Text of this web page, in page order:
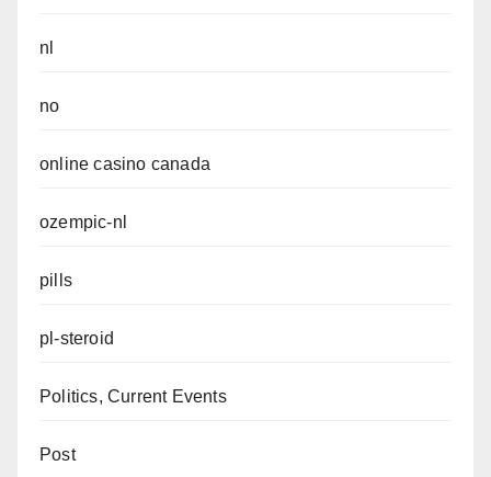
nl
no
online casino canada
ozempic-nl
pills
pl-steroid
Politics, Current Events
Post